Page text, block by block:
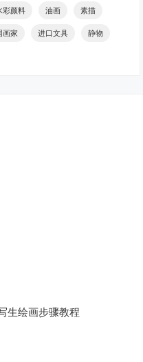
彩颜料 油画 素描
画家 进口文具 静物
生绘画步骤教程